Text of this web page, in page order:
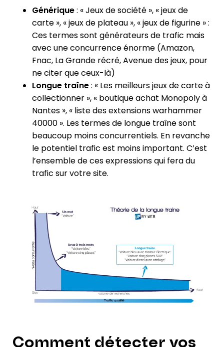
Générique: « Jeux de société », « jeux de
carte », « jeux de plateau », « jeux de figurine » :
Ces termes sont générateurs de trafic mais
avec une concurrence énorme (Amazon,
Fnac, La Grande récré, Avenue des jeux, pour
ne citer que ceux-là)
Longue traîne: « Les meilleurs jeux de carte à
collectionner », « boutique achat Monopoly à
Nantes », « liste des extensions warhammer
40000 ». Les termes de longue traîne sont
beaucoup moins concurrentiels. En revanche
le potentiel trafic est moins important. C’est
l’ensemble de ces expressions qui fera du
trafic sur votre site.
Comment détecter vos